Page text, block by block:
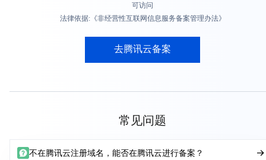
可访问
法律依据:《非经营性互联网信息服务备案管理办法》
去腾讯云备案
常见问题
不在腾讯云注册域名，能否在腾讯云进行备案？